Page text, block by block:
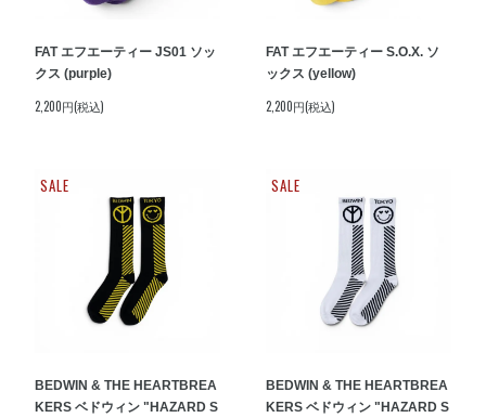
FAT エフエーティー JS01 ソッ
クス (purple)
2,200円(税込)
FAT エフエーティー S.O.X. ソ
ックス (yellow)
2,200円(税込)
SALE
BEDWIN & THE HEARTBREA
KERS ベドウィン "HAZARD S
SALE
BEDWIN & THE HEARTBREA
KERS ベドウィン "HAZARD S